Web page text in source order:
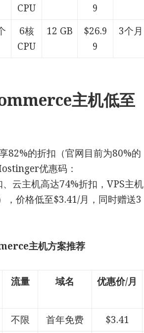
CPU
9
6核
CPU
12 GB
$26.9
9
3个月
主机低至
82%的折扣（官网目前为80%的
优惠码：
、云主机高达74%折扣，VPS主机
，价格低至$3.41/月，同时赠送3
主机方案推荐
流量 域名 优惠价/月
不限 首年免费 $3.41